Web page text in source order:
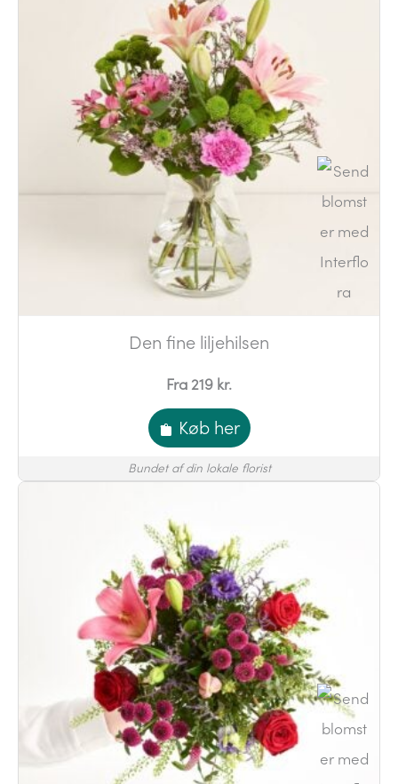
Den fine liljehilsen
Fra 219 kr.
Køb her
Bundet af din lokale florist